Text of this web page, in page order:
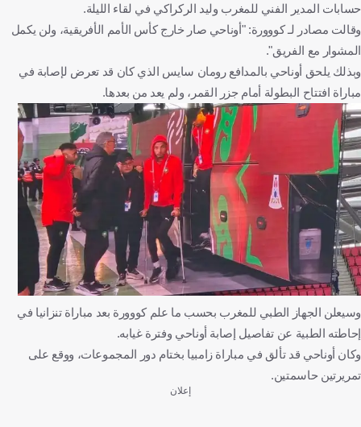
حسابات المدير الفني للمغرب وليد الركراكي في لقاء الليلة.
وقالت مصادر لـ كووورة: "أوناحي صار خارج كأس الأمم الأفريقية، ولن يكمل
المشوار مع الفريق".
وبذلك يلحق أوناحي بالمدافع رومان سايس الذي كان قد تعرض لإصابة في
مباراة افتتاح البطولة أمام جزر القمر، ولم يعد من بعدها.
وسيعلن الجهاز الطبي للمغرب بحسب ما علم كووورة بعد مباراة تنزانيا في
إحاطته الطبية عن تفاصيل إصابة أوناحي وفترة غيابه.
وكان أوناحي قد تألق في مباراة زامبيا بختام دور المجموعات، ووقع على
تمريرتين حاسمتين.
إعلان